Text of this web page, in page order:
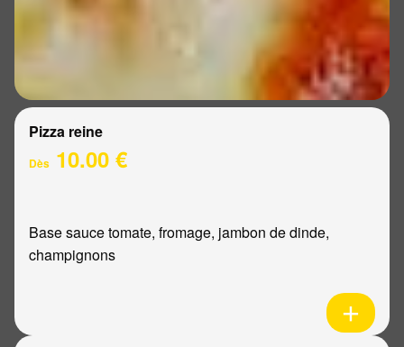
Pizza reine
Dès 10.00 €
Base sauce tomate, fromage, jambon de dinde,
champignons